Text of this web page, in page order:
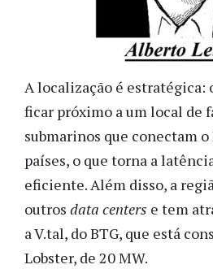
A localização é estratégica:
ficar próximo a um local de
submarinos que conectam
países, o que torna a
eficiente. Além disso, a
outros data centers e tem
a V.tal, do BTG, que está
Lobster, de 20 MW.